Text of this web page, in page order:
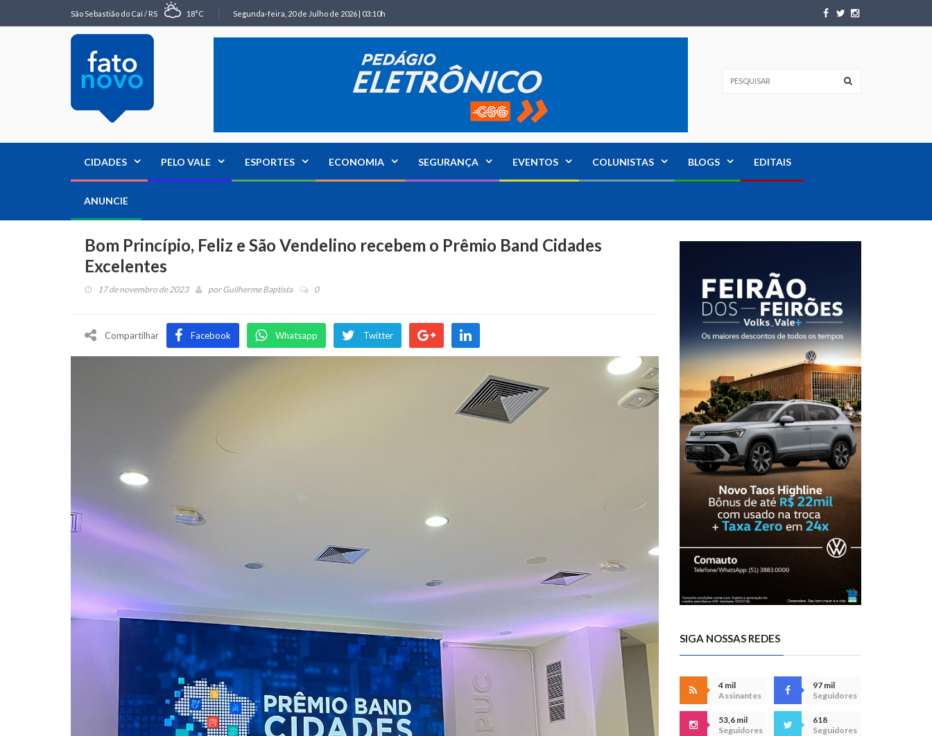
São Sebastião do Caí / RS 18°C Segunda-feira, 20 de Julho de 2026 | 03:10h
CIDADES PELO VALE ESPORTES ECONOMIA SEGURANÇA EVENTOS COLUNISTAS BLOGS EDITAIS
ANUNCIE
Bom Princípio, Feliz e São Vendelino recebem o Prêmio Band Cidades
Excelentes
17 de novembro de 2023 porGuilherme Baptista 0
Compartilhar Facebook Whatsapp Twitter
SIGA NOSSAS REDES
4 mil
Assinantes
97 mil
Seguidores
53,6 mil
Seguidores
618
Seguidores